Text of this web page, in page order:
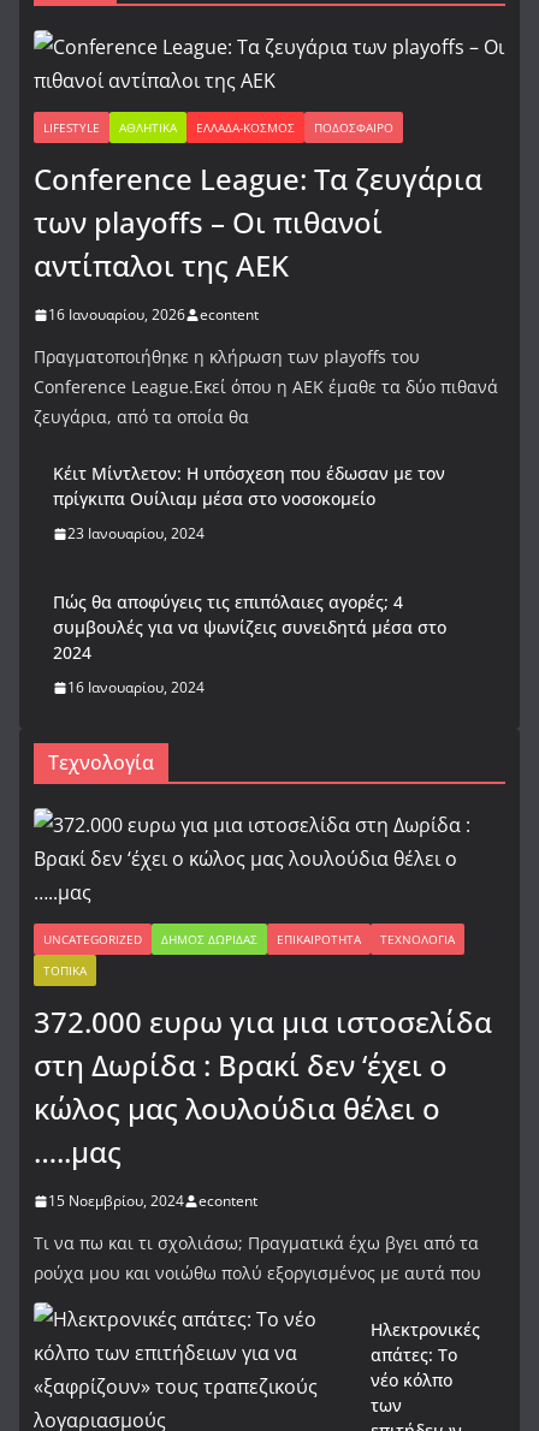
LIFESTYLE ΑΘΛΗΤΙΚΆ ΕΛΛΆΔΑ-ΚΌΣΜΟΣ ΠΟΔΌΣΦΑΙΡΟ
Conference League: Τα ζευγάρια
των playoffs – Οι πιθανοί
αντίπαλοι της ΑΕΚ
16 Ιανουαρίου, 2026 econtent
Πραγματοποιήθηκε η κλήρωση των playoffs του
Conference League.Εκεί όπου η ΑΕΚ έμαθε τα δύο πιθανά
ζευγάρια, από τα οποία θα
Κέιτ Μίντλετον: Η υπόσχεση που έδωσαν με τον
πρίγκιπα Ουίλιαμ μέσα στο νοσοκομείο
23 Ιανουαρίου, 2024
Πώς θα αποφύγεις τις επιπόλαιες αγορές; 4
συμβουλές για να ψωνίζεις συνειδητά μέσα στο
2024
16 Ιανουαρίου, 2024
Τεχνολογία
UNCATEGORIZED ΔΉΜΟΣ ΔΩΡΊΔΑΣ ΕΠΙΚΑΙΡΌΤΗΤΑ
ΤΕΧΝΟΛΟΓΊΑ
ΤΟΠΙΚΆ
372.000 ευρω για μια ιστοσελίδα
στη Δωρίδα : Βρακί δεν ‘έχει ο
κώλος μας λουλούδια θέλει ο
…..μας
15 Νοεμβρίου, 2024 econtent
Τι να πω και τι σχολιάσω; Πραγματικά έχω βγει από τα
ρούχα μου και νοιώθω πολύ εξοργισμένος με αυτά που
Ηλεκτρονικές
απάτες: Το
νέο κόλπο
των